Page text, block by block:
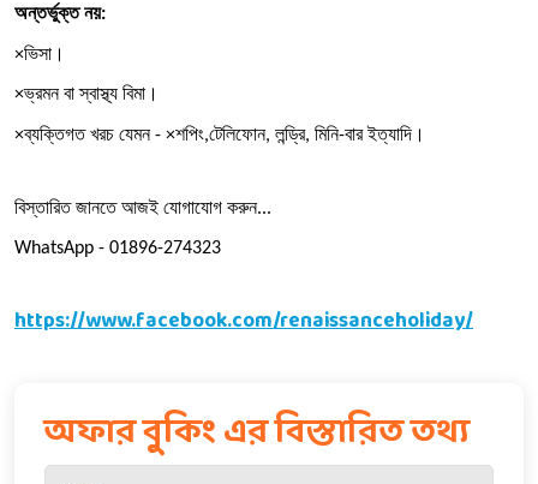
অন্তর্ভুক্ত নয়:
×ভিসা।
×ভ্রমন বা স্বাস্থ্য বিমা।
×ব্যক্তিগত খরচ যেমন - ×শপিং,টেলিফোন, লন্ড্রি, মিনি-বার ইত্যাদি।
বিস্তারিত জানতে আজই যোগাযোগ করুন...
WhatsApp - 01896-274323
https://www.facebook.com/renaissanceholiday/
অফার বুকিং এর বিস্তারিত তথ্য